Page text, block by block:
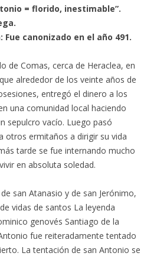
= florido, inestimable”.
Fue canonizado en el año 491.
de Comas, cerca de Heraclea, en
alrededor de los veinte años de
entregó el dinero a los
una comunidad local haciendo
sepulcro vacío. Luego pasó
otros ermitaños a dirigir su vida
tarde se fue internando mucho
en absoluta soledad.
san Atanasio y de san Jerónimo,
vidas de santos La leyenda
genovés Santiago de la
fue reiteradamente tentado
La tentación de san Antonio se